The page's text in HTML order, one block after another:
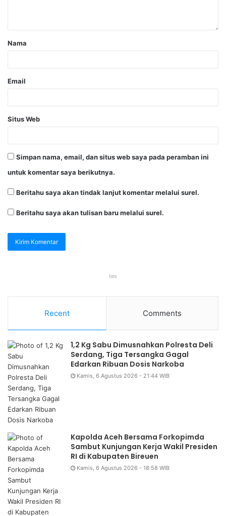
Nama
Email
Situs Web
Simpan nama, email, dan situs web saya pada peramban ini
untuk komentar saya berikutnya.
Beritahu saya akan tindak lanjut komentar melalui surel.
Beritahu saya akan tulisan baru melalui surel.
tes
Recent Comments
1,2 Kg Sabu Dimusnahkan Polresta Deli
Serdang, Tiga Tersangka Gagal
Edarkan Ribuan Dosis Narkoba
Kamis, 6 Agustus 2026 - 21:44 WIB
Kapolda Aceh Bersama Forkopimda
Sambut Kunjungan Kerja Wakil Presiden
RI di Kabupaten Bireuen
Kamis, 6 Agustus 2026 - 18:58 WIB